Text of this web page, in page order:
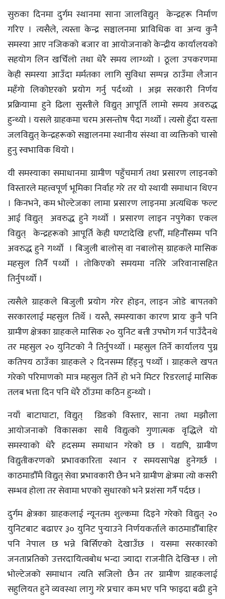
सुरुका दिनमा दुर्गम स्थानमा साना जालविद्युत् केन्द्रहरू निर्माण
गरिए । त्यसैले, त्यस्ता केन्द्र सञ्चालनमा प्राविधिक वा अन्य कुनै
समस्या आए नजिकको बजार वा आयोजनाको केन्द्रीय कार्यालयको
सहयोग लिन खर्चिलो तथा धेरै समय लाग्थ्यो । ठूला उपकरणमा
केही समस्या आउँदा मर्मतका लागि सुविधा सम्पन्न ठाउँमा लैजान
महँगो लिकोप्टरको प्रयोग गर्नु पर्दथ्यो । अझ सरकारी निर्णय
प्रक्रियामा हुने ढिला सुस्तीले विद्युत् आपूर्ति लामो समय अवरुद्ध
हुन्थ्यो । यसले ग्राहकमा चरम असन्तोष पैदा गर्थ्याे । त्यसो हुँदा यस्ता
जलविद्युत् केन्द्रहरूको सञ्चालनमा स्थानीय संस्था वा व्यक्तिको चासो
हुनु स्वभाविक थियो ।
यी समस्याका समाधानमा ग्रामीण पहुँचमार्ग तथा प्रसारण लाइनको
विस्तारले महत्त्वपूर्ण भूमिका निर्वाह गरे तर यो स्थायी समाधान थिएन
। किनभने, कम भोल्टेजका लामा प्रसारण लाइनमा अत्यधिक फल्ट
आई विद्युत् अवरुद्ध हुने गर्थ्याे । प्रसारण लाइन नपुगेका एकल
विद्युत् केन्द्रहरूको आपूर्ति केही घण्टादेखि हप्तौँ, महिनौँसम्म पनि
अवरुद्ध हुने गर्थ्याे । बिजुली बालोस् वा नबालोस् ग्राहकले मासिक
महसुल तिर्नै पर्थ्याे । तोकिएको समयमा नतिरे जरिवानासहित
तिर्नुपर्थ्याे ।
त्यसैले ग्राहकले बिजुली प्रयोग गरेर होइन, लाइन जोडे बापतको
सरकारलाई महसुल तिर्थे । यस्तै, समस्याका कारण प्रायः कुनै पनि
ग्रामीण क्षेत्रका ग्राहकले मासिक २० युनिट बत्ती उपभोग गर्न पाउँदैनथे
तर महसुल २० युनिटको नै तिर्नुपर्थ्याे । महसुल तिर्ने कार्यालय पुग्न
कतिपय ठाउँका ग्राहकले २ दिनसम्म हिँड्नु पर्थ्याे । ग्राहकले खपत
गरेको परिमाणको मात्र महसुल तिर्ने हो भने मिटर रिडरलाई मासिक
तलब भत्ता दिन पनि धेरै ठाँउमा कठिन हुन्थ्यो ।
नयाँ बाटाघाटा, विद्युत् ग्रिडको विस्तार, साना तथा मझौला
आयोजनाको विकासका साथै विद्युत्को गुणात्मक वृद्धिले यो
समस्याको धेरै हदसम्म समाधान गरेको छ । यद्यपि, ग्रामीण
विद्युतीकरणको प्रभावकारिता स्थान र समयसापेक्ष हुनेगर्छ ।
काठमाडौँमै विद्युत् सेवा प्रभावकारी छैन भने ग्रामीण क्षेत्रमा त्यो कसरी
सम्भव होला तर सेवामा भएको सुधारको भने प्रशंसा गर्नै पर्दछ ।
दुर्गम क्षेत्रका ग्राहकलाई न्यूनतम शुल्कमा दिइने गरेको विद्युत् २०
युनिटबाट बढाएर ३० युनिट पुर्‍याउने निर्णयकर्ताले काठमाडौँबाहिर
पनि नेपाल छ भन्ने बिर्सिएको देखाउँछ । यसमा सरकारको
जनताप्रतिको उत्तरदायित्वबोध भन्दा ज्यादा राजनीति देखिन्छ । लो
भोल्टेजको समाधान त्यति सजिलो छैन तर ग्रामीण ग्राहकलाई
सहुलियत हुने व्यवस्था लागु गरे प्रचार कम भए पनि फाइदा बढी हुने